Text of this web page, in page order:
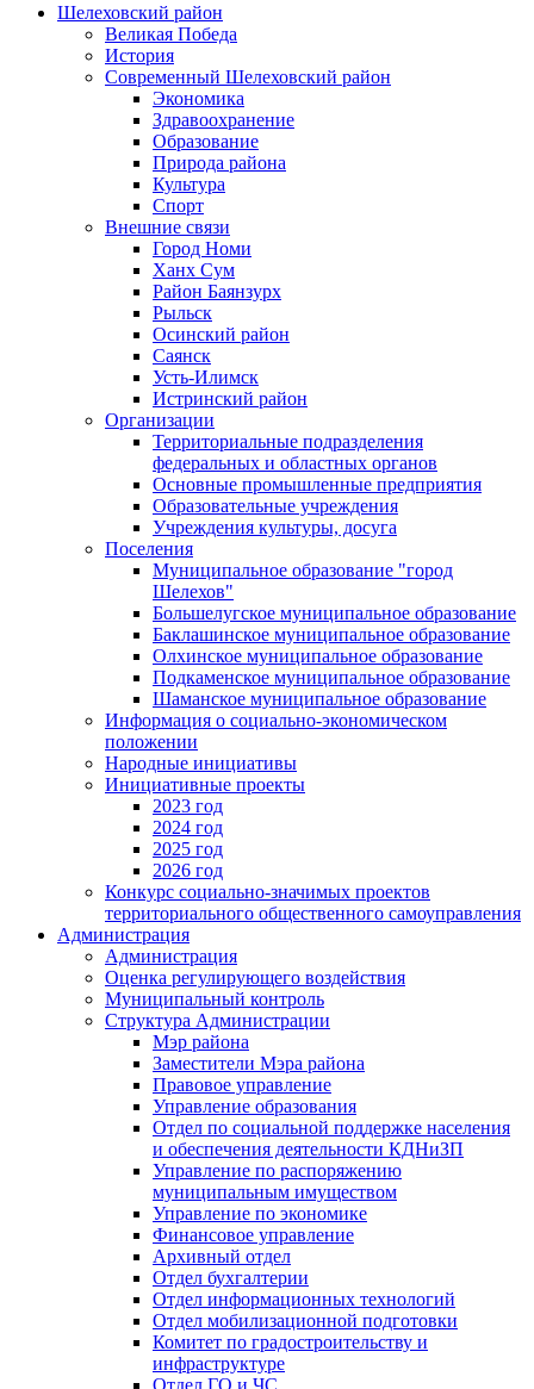
Шелеховский район
Великая Победа
История
Современный Шелеховский район
Экономика
Здравоохранение
Образование
Природа района
Культура
Спорт
Внешние связи
Город Номи
Ханх Сум
Район Баянзурх
Рыльск
Осинский район
Саянск
Усть-Илимск
Истринский район
Организации
Территориальные подразделения
федеральных и областных органов
Основные промышленные предприятия
Образовательные учреждения
Учреждения культуры, досуга
Поселения
Муниципальное образование "город
Шелехов"
Большелугское муниципальное образование
Баклашинское муниципальное образование
Олхинское муниципальное образование
Подкаменское муниципальное образование
Шаманское муниципальное образование
Информация о социально-экономическом
положении
Народные инициативы
Инициативные проекты
2023 год
2024 год
2025 год
2026 год
Конкурс социально-значимых проектов
территориального общественного самоуправления
Администрация
Администрация
Оценка регулирующего воздействия
Муниципальный контроль
Структура Администрации
Мэр района
Заместители Мэра района
Правовое управление
Управление образования
Отдел по социальной поддержке населения
и обеспечения деятельности КДНиЗП
Управление по распоряжению
муниципальным имуществом
Управление по экономике
Финансовое управление
Архивный отдел
Отдел бухгалтерии
Отдел информационных технологий
Отдел мобилизационной подготовки
Комитет по градостроительству и
инфраструктуре
Отдел ГО и ЧС